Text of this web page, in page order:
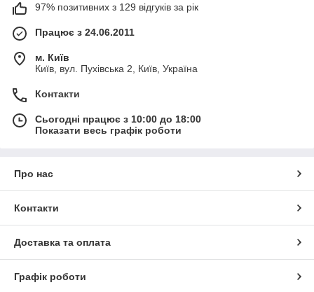
97% позитивних з 129 відгуків за рік
Працює з 24.06.2011
м. Київ
Київ, вул. Пухівська 2, Київ, Україна
Контакти
Сьогодні працює з 10:00 до 18:00
Показати весь графік роботи
Про нас
Контакти
Доставка та оплата
Графік роботи